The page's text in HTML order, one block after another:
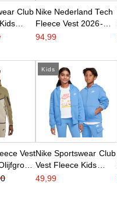
Club Nike Nederland Tech
Fleece Vest 2026-
2028 Kids Lichtgrijs
94,99
Vest
Kids
Nike Sportswear Club
Vest Fleece Kids
Blauw Wit
49,99